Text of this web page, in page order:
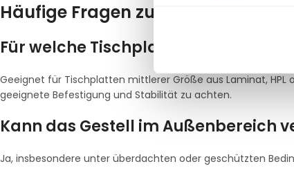
Häufige Fragen zum Tischgestell
Für welche Tischplatten eignet sich
Geeignet für Tischplatten mittlerer Größe aus Laminat,
geeignete Befestigung und Stabilität zu achten.
Kann das Gestell im Außenbereich
Ja, insbesondere unter überdachten oder geschützten